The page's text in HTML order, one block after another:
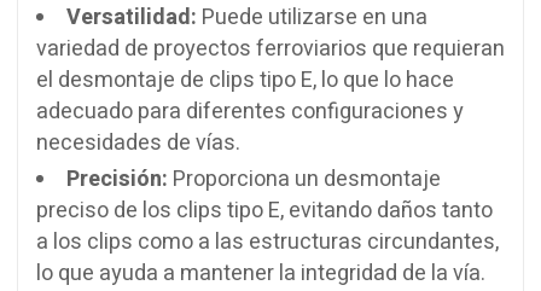
Versatilidad: Puede utilizarse en una
variedad de proyectos ferroviarios que requieran
el desmontaje de clips tipo E, lo que lo hace
adecuado para diferentes configuraciones y
necesidades de vías.
Precisión: Proporciona un desmontaje
preciso de los clips tipo E, evitando daños tanto
a los clips como a las estructuras circundantes,
lo que ayuda a mantener la integridad de la vía.